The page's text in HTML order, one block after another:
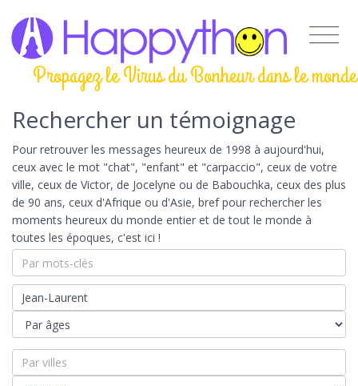
Propagez le Virus du Bonheur dans le monde
Rechercher un témoignage
Pour retrouver les messages heureux de 1998 à aujourd'hui,
ceux avec le mot "chat", "enfant" et "carpaccio", ceux de votre
ville, ceux de Victor, de Jocelyne ou de Babouchka, ceux des plus
de 90 ans, ceux d'Afrique ou d'Asie, bref pour rechercher les
moments heureux du monde entier et de tout le monde à
toutes les époques, c'est ici !